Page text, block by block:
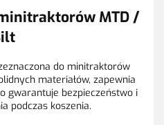
MTD /
do minitraktorów
materiałów, zapewnia
gwarantuje bezpieczeństwo i
podczas koszenia.